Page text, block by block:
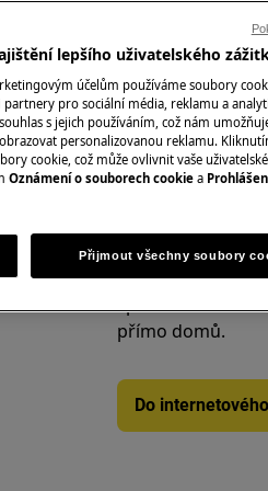
a
varné desky,
digestoře, trouby
Rezervovat
Náhradní díly a
Vyhledejte si
spotřebič v
přímo domů.
Do
lepšího uživatelského
účelům používáme soubory
pro sociální média, reklamu a
s jejich používáním, což nám
personalizovanou reklamu.
cookie, což může ovlivnit vaše
Oznámení o souborech cookie a
Přijmout všechny soubory